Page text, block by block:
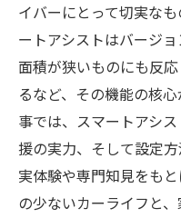
イバーにとって切実な
ートアシストはバージ
面積が狭いものにも反
るなど、その機能の核
事では、スマートアシ
援の実力、そして設定方
実体験や専門知見をも
の少ないカーライフと